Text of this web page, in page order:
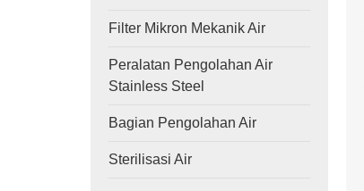
Filter Mikron Mekanik Air
Peralatan Pengolahan Air
Stainless Steel
Bagian Pengolahan Air
Sterilisasi Air